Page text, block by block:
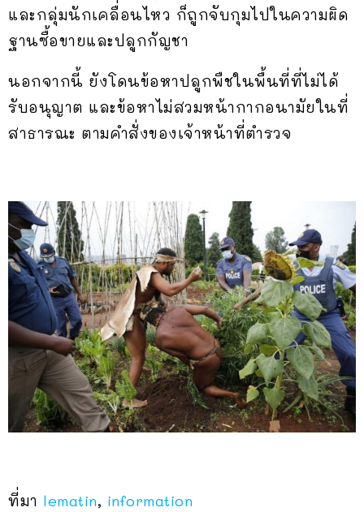
และกลุ่มนักเคลื่อนไหว ก็ถูกจับกุมไปในความผิด
ฐานซื้อขายและปลูกกัญชา
นอกจากนี้ ยังโดนข้อหาปลูกพืชในพื้นที่ที่ไม่ได้
รับอนุญาต และข้อหาไม่สวมหน้ากากอนามัยในที่
สาธารณะ ตามคำสั่งของเจ้าหน้าที่ตำรวจ
ที่มา lematin, information